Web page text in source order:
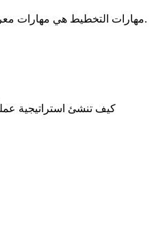
121· مهارات التخطيط هي مهارات معرفية تعرف بالوظيفة التنفيذية. مهارات الوظيفة التنفيذية هي المهارات التي نستخدمها لتحديد الأهداف واتخاذ القرارات - كما أنها تدعم التفكير النقدي و التنظيم الذاتي.